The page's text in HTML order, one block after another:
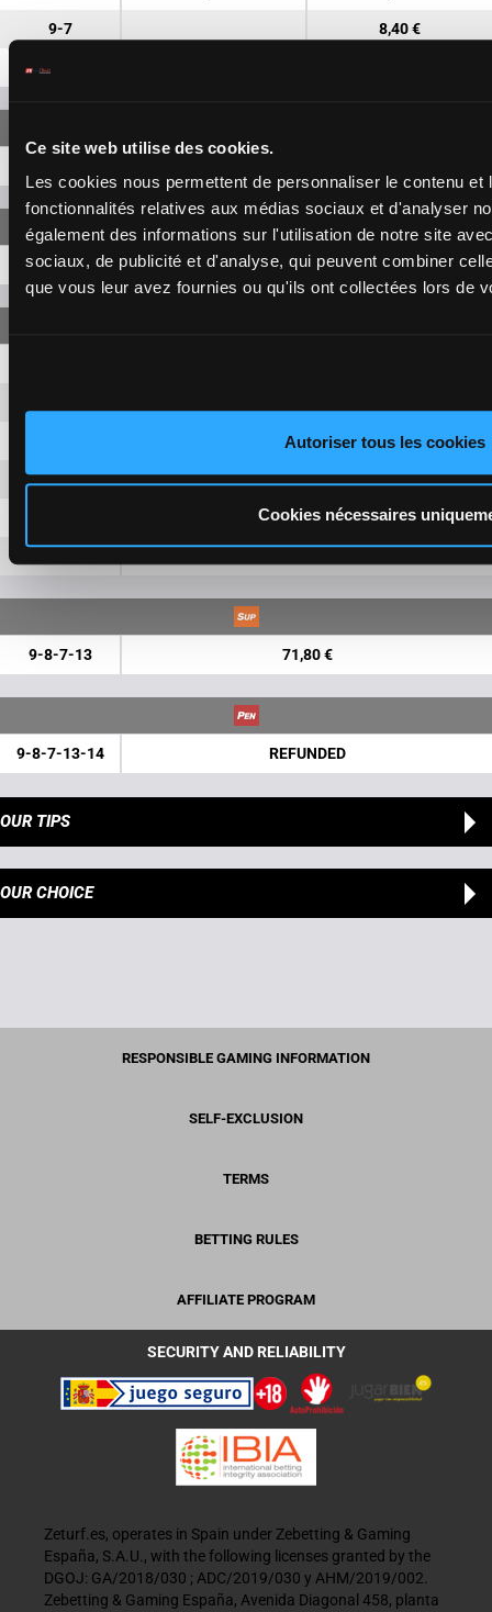
Ce site web utilise des cookies.
Les cookies nous permettent de personnaliser le contenu
fonctionnalités relatives aux médias sociaux et d'analyser
également des informations sur l'utilisation de notre site
sociaux, de publicité et d'analyse, qui peuvent combiner
que vous leur avez fournies ou qu'ils ont collectées lors de
Autoriser tous les cookies
Cookies nécessaires
9-7 8,40 €
8-7
9-8-7 58,00 €
2,40 €
8-7 2,40 €
2,40 €
9-8-7-13 71,80 €
9-8-7-13-14 REFUNDED
OUR TIPS
OUR CHOICE
RESPONSIBLE GAMING INFORMATION
SELF-EXCLUSION
TERMS
BETTING RULES
AFFILIATE PROGRAM
SECURITY AND RELIABILITY
Zeturf.es, operates in Spain under Zebetting & Gaming
España, S.A.U., with the following licenses granted by the
DGOJ: GA/2018/030 ; ADC/2019/030 y AHM/2019/002.
Zebetting & Gaming España, Avenida Diagonal 458, planta